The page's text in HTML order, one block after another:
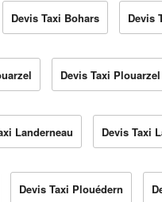
Devis Taxi Bohars Devis
Devis Taxi Plouarzel
Landerneau Devis Taxi
Devis Taxi Plouédern